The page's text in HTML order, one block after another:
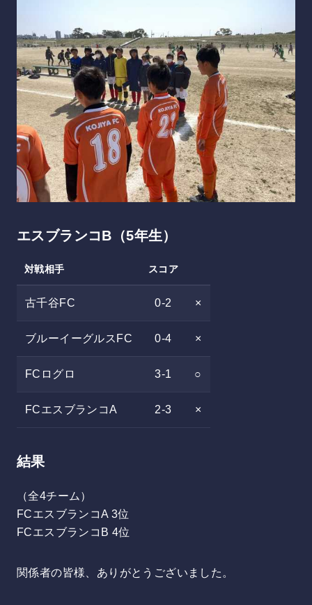
エスブランコB（5年生）
対戦相手 スコア
古千谷FC 0-2 ×
ブルーイーグルスFC 0-4 ×
FCログロ 3-1 ○
FCエスブランコA 2-3 ×
結果
（全4チーム）
FCエスブランコA 3位
FCエスブランコB 4位
関係者の皆様、ありがとうございました。